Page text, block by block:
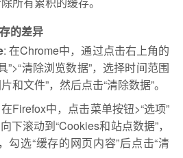
的差异
: 在Chrome中，通过点击右上角的
”>“清除浏览数据”，选择时间范围
和文件”，然后点击“清除数据”。
Firefox中，点击菜单按钮>“选项”
下滚动到“Cookies和站点数据”，
勾选“缓存的网页内容”后点击“清